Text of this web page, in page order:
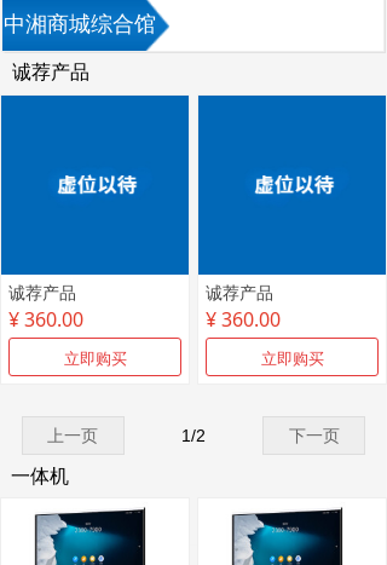
中湘商城综合馆
一体机
诚荐产品
诚荐产品
¥ 360.00
立即购买
诚荐产品
¥ 360.00
立即购买
上一页 下一页
1/2